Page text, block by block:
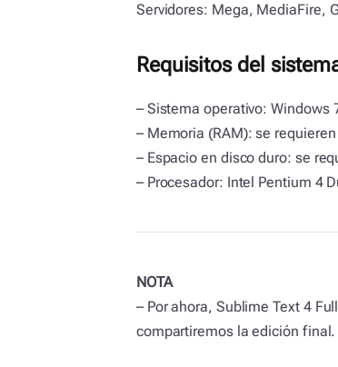
Servidores: Mega, MediaFire,
Requisitos del
– Sistema operativo: Windows
– Memoria (RAM): se
– Espacio en disco duro: se
– Procesador: Intel Pentium 4
NOTA
– Por ahora, Sublime Text 4
compartiremos la edición final.